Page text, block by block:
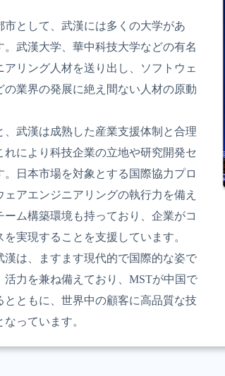
として、武漢には多くの大学があ
武漢大学、華中科技大学などの有名
リング人材を送り出し、ソフトウェ
業界の発展に絶え間ない人材の原動
武漢は成熟した産業支援体制と合理
により科技企業の立地や研究開発セ
日本市場を対象とする国際協力プロ
アエンジニアリングの執行力を備え
ム構築環境も持っており、企業がコ
実現することを支援しています。
は、ますます現代的で国際的な姿で
力を兼ね備えており、MSTが中国で
ともに、世界中の顧客に高品質な技
っています。